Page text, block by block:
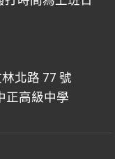
北路 77 號
正高級中學